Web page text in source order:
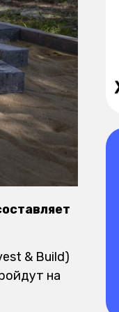
& Build)
на